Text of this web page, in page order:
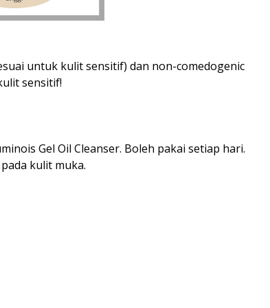
untuk kulit sensitif) dan non-comedogenic
sensitif!
Gel Oil Cleanser. Boleh pakai setiap hari.
kulit muka.